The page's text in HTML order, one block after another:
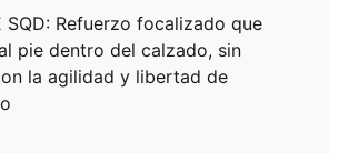
SQD: Refuerzo focalizado que
pie dentro del calzado, sin
la agilidad y libertad de